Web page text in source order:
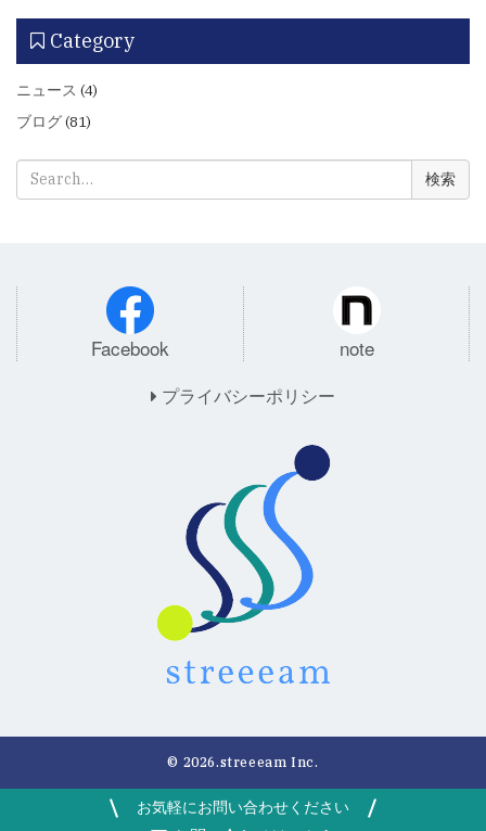
Category
ニュース (4)
ブログ(81)
索:
Facebook note
プライバシーポリシー
© 2026.streeeam Inc.
お気軽にお問い合わせください